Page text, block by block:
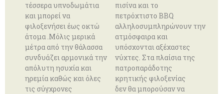
τέσσερα υπνοδωμάτια
και μπορεί να
φιλοξενήσει έως οκτώ
άτομα .Μόλις μερικά
μέτρα από την θάλασσα
συνδυάζει αρμονικά την
απόλυτη ησυχία και
ηρεμία καθώς και όλες
τις σύγχρονες
πισίνα και το
πετρόχτιστο BBQ
αλληλοσυμπληρώνουν την
ατμόσφαιρα και
υπόσχονται αξέχαστες
νύχτες. Στα πλαίσια της
πατροπαράδοτης
κρητικής φιλοξενίας
δεν θα μπορούσαν να